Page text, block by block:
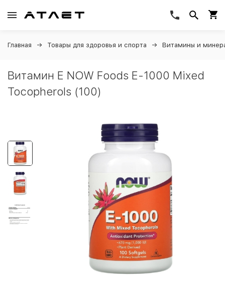
Главная Товары для здоровья и спорта Витамины и
Витамин Е NOW Foods E-1000 Mixed
Tocopherols (100)